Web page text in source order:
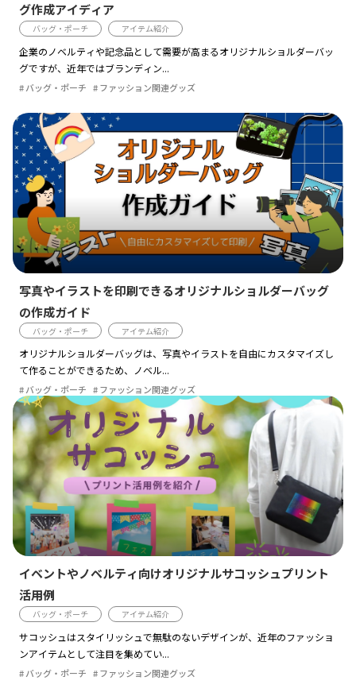
グ作成アイディア
バッグ・ポーチ アイテム紹介
企業のノベルティや記念品として需要が高まるオリジナルショルダーバッ
グですが、近年ではブランディン...
バッグ・ポーチ ファッション関連グッズ
写真やイラストを印刷できるオリジナルショルダーバッグ
の作成ガイド
バッグ・ポーチ アイテム紹介
オリジナルショルダーバッグは、写真やイラストを自由にカスタマイズし
て作ることができるため、ノベル...
バッグ・ポーチ ファッション関連グッズ
イベントやノベルティ向けオリジナルサコッシュプリント
活用例
バッグ・ポーチ アイテム紹介
サコッシュはスタイリッシュで無駄のないデザインが、近年のファッショ
ンアイテムとして注目を集めてい...
バッグ・ポーチ ファッション関連グッズ